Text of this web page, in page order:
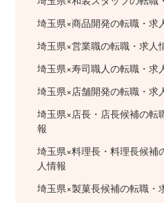
埼玉県×商品開発の転職・求
埼玉県×営業職の転職・求人
埼玉県×寿司職人の転職・求
埼玉県×店舗開発の転職・求
埼玉県×店長・店長候補の転
報
埼玉県×料理長・料理長候補
人情報
埼玉県×製菓長候補の転職・